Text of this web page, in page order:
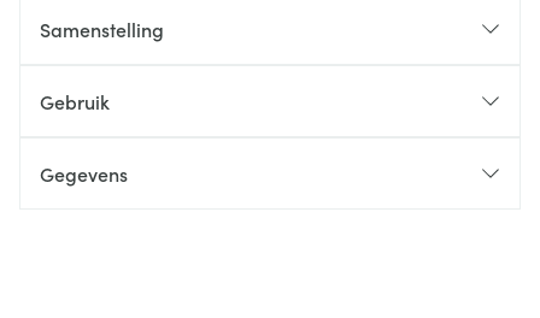
Samenstelling
Gebruik
Gegevens